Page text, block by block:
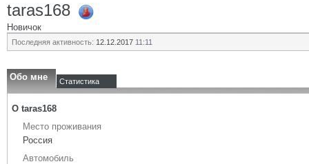
taras168
Новичок
Последняя активность: 12.12.2017 11:11
Обо мне Статистика
О taras168
Место проживания
Россия
Автомобиль